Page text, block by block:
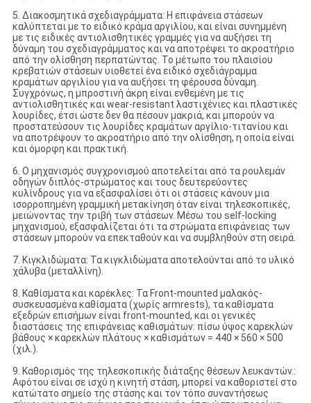
5. Διακοσμητικά σχεδιαγράμματα: Η επιφάνεια στάσεων
καλύπτεται με το ειδικό κράμα αργιλίου, και είναι συνημμένη
με τις ειδικές αντιολισθητικές γραμμές για να αυξήσει τη
δύναμη του σχεδιαγράμματος και να αποτρέψει το ακροατήριο
από την ολίσθηση περπατώντας. Το μέτωπο του πλαισίου
κρεβατιών στάσεων υιοθετεί ένα ειδικό σχεδιάγραμμα
κραμάτων αργιλίου για να αυξήσει τη φέρουσα δύναμη.
Συγχρόνως, η μπροστινή άκρη είναι ενθεμένη με τις
αντιολισθητικές και wear-resistant λαστιχένιες και πλαστικές
λουρίδες, έτσι ώστε δεν θα πέσουν μακριά, και μπορούν να
προστατεύσουν τις λουρίδες κραμάτων αργίλιο-τιτανίου και
να αποτρέψουν το ακροατήριο από την ολίσθηση, η οποία είναι
και όμορφη και πρακτική.
6. Ο μηχανισμός συγχρονισμού αποτελείται από τα ρουλεμάν
οδηγών διπλός-στρώματος και τους δευτερεύοντες
κυλίνδρους για να εξασφαλίσει ότι οι στάσεις κάνουν μια
ισορροπημένη γραμμική μετακίνηση όταν είναι τηλεσκοπικές,
μειώνοντας την τριβή των στάσεων. Μέσω του self-locking
μηχανισμού, εξασφαλίζεται ότι τα στρώματα επιφάνειας των
στάσεων μπορούν να επεκταθούν και να συμβληθούν στη σειρά.
7. Κιγκλιδώματα: Τα κιγκλιδώματα αποτελούνται από το υλικό
χάλυβα (μεταλλίνη).
8. Καθίσματα και καρέκλες: Τα Front-mounted μαλακός-
συσκευασμένα καθίσματα (χωρίς armrests), τα καθίσματα
εξεδρών επισήμων είναι front-mounted, και οι γενικές
διαστάσεις της επιφάνειας καθισμάτων: πίσω ύψος καρεκλών
βάθους × καρεκλών πλάτους × καθισμάτων = 440 × 560 × 500
(χιλ.).
9. Καθορισμός της τηλεσκοπικής διάταξης θέσεων λευκαντών.:
Αφότου είναι σε ισχύ η κινητή στάση, μπορεί να καθοριστεί στο
κατώτατο σημείο της στάσης και τον τόπο συναντήσεως